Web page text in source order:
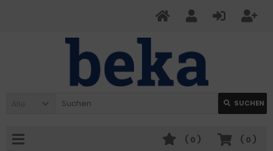
Alle SUCHEN
( 0 )
( 0 )